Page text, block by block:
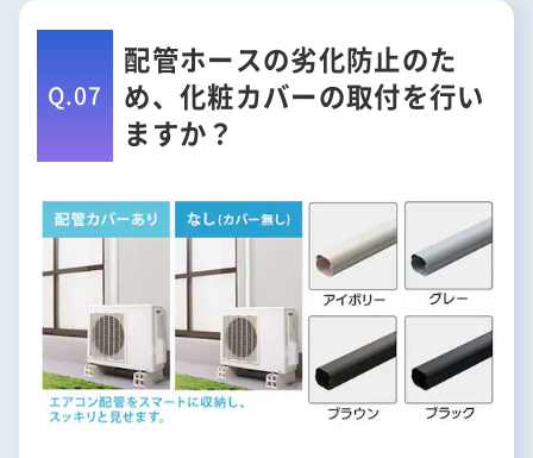
Q.07
配管ホースの劣化防止のた
め、化粧カバーの取付を行い
ますか？